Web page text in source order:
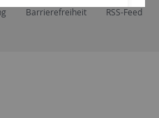
Barrierefreiheit RSS-Feed